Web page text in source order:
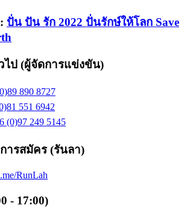
: ปั่น ปัน รัก 2022 ปั่นรักษ์ให้โลก Save
ป (ผู้จัดการแข่งขัน)
890 8727
551 6942
(0)97 249 5145
ารสมัคร (รันลา)
RunLah
- 17:00)